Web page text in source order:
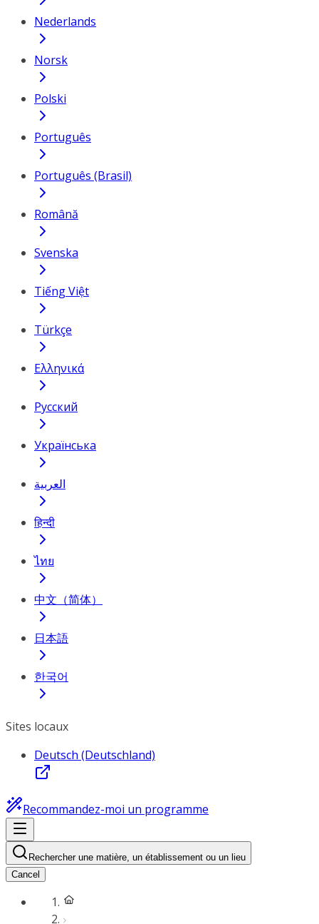
Nederlands
Norsk
Polski
Português
Português (Brasil)
Română
Svenska
Tiếng Việt
Türkçe
Ελληνικά
Русский
Українська
العربية
हिन्दी
ไทย
中文（简体）
日本語
한국어
Sites locaux
Deutsch (Deutschland)
Recommandez-moi un programme
Rechercher une matière, un établissement ou un lieu
Cancel